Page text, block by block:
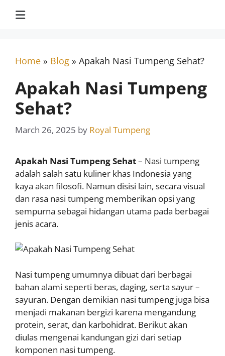
Home » Blog » Apakah Nasi Tumpeng Sehat?
Apakah Nasi Tumpeng
Sehat?
March 26, 2025 by Royal Tumpeng
Apakah Nasi Tumpeng Sehat– Nasi tumpeng
adalah salah satu kuliner khas Indonesia yang
kaya akan filosofi. Namun disisi lain, secara visual
dan rasa nasi tumpeng memberikan opsi yang
sempurna sebagai hidangan utama pada berbagai
jenis acara.
Nasi tumpeng umumnya dibuat dari berbagai
bahan alami seperti beras, daging, serta sayur –
sayuran. Dengan demikian nasi tumpeng juga bisa
menjadi makanan bergizi karena mengandung
protein, serat, dan karbohidrat. Berikut akan
diulas mengenai kandungan gizi dari setiap
komponen nasi tumpeng.